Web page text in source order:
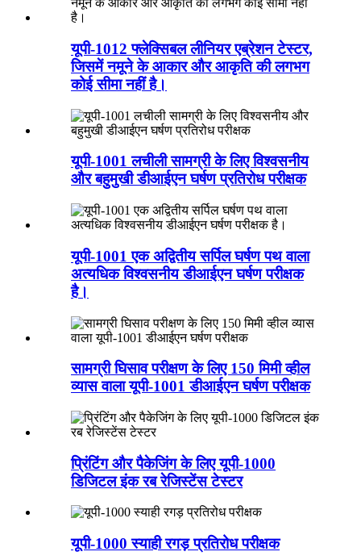
यूपी-1012 फ्लेक्सिबल लीनियर एब्रेशन टेस्टर,
जिसमें नमूने के आकार और आकृति की लगभग
कोई सीमा नहीं है।
यूपी-1001 लचीली सामग्री के लिए विश्वसनीय
और बहुमुखी डीआईएन घर्षण प्रतिरोध परीक्षक
यूपी-1001 एक अद्वितीय सर्पिल घर्षण पथ वाला
अत्यधिक विश्वसनीय डीआईएन घर्षण परीक्षक
है।
सामग्री घिसाव परीक्षण के लिए 150 मिमी व्हील
व्यास वाला यूपी-1001 डीआईएन घर्षण परीक्षक
प्रिंटिंग और पैकेजिंग के लिए यूपी-1000
डिजिटल इंक रब रेजिस्टेंस टेस्टर
यूपी-1000 स्याही रगड़ प्रतिरोध परीक्षक